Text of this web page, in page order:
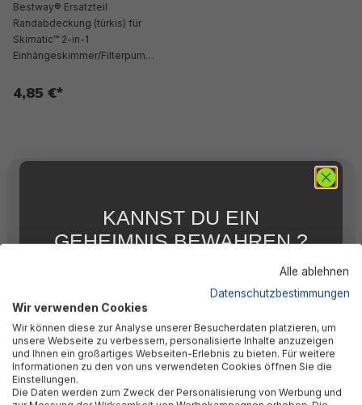
Bestway® Ersatzteil
Randabdeckung (türkis) für
Skimatic™ 2-in-1
Einhängeskimmer/Filterpump
4,85 €*
Technische Daten
Herstellerinformation
Alle ablehnen
Datenschutzbestimmungen
Wir verwenden Cookies
Wir können diese zur Analyse unserer Besucherdaten platzieren, um
unsere Webseite zu verbessern, personalisierte Inhalte anzuzeigen
und Ihnen ein großartiges Webseiten-Erlebnis zu bieten. Für weitere
Informationen zu den von uns verwendeten Cookies öffnen Sie die
Einstellungen.
Die Daten werden zum Zweck der Personalisierung von Werbung und
KANNST DU EIN
GEHEIMNIS BEWAHREN ?
FÜR DICH
Abonniere jetzt unseren kostenlosen
Newsletter, verpasse keine Neuigkeiten und
Aktionen mehr und sichere Dir 5 %
Willkommensrabatt auf nicht reduzierte Ware
bei Deiner ersten Bestellung !*
Email